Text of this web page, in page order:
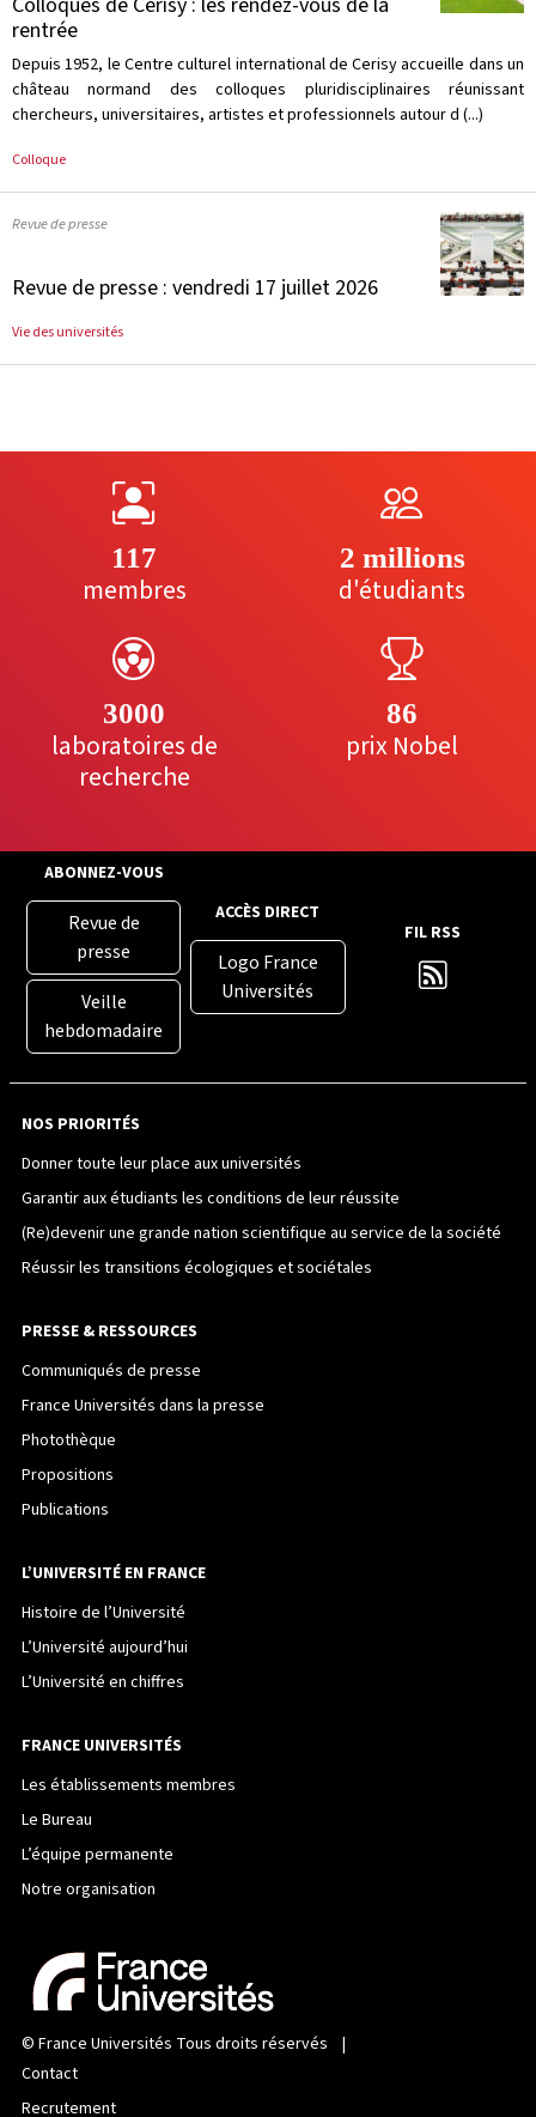
rentrée
Depuis 1952, le Centre culturel international de Cerisy accueille dans un
château normand des colloques pluridisciplinaires réunissant
chercheurs, universitaires, artistes et professionnels autour d (...)
Colloque
Revue de presse
Revue de presse : vendredi 17 juillet 2026
Vie des universités
117
membres
2 millions
d'étudiants
3000
laboratoires de
recherche
86
prix Nobel
ABONNEZ-VOUS
Revue de
presse
Veille
hebdomadaire
ACCÈS DIRECT
Logo France
Universités
FIL RSS
NOS PRIORITÉS
Donner toute leur place aux universités
Garantir aux étudiants les conditions de leur réussite
(Re)devenir une grande nation scientifique au service de la société
Réussir les transitions écologiques et sociétales
PRESSE & RESSOURCES
Communiqués de presse
France Universités dans la presse
Photothèque
Propositions
Publications
L’UNIVERSITÉ EN FRANCE
Histoire de l’Université
L’Université aujourd’hui
L’Université en chiffres
FRANCE UNIVERSITÉS
Les établissements membres
Le Bureau
L’équipe permanente
Notre organisation
© France Universités Tous droits réservés |
Contact
Recrutement